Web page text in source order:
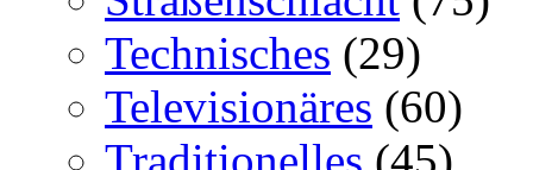
Technisches (29)
Televisionäres (60)
Traditionelles (45)